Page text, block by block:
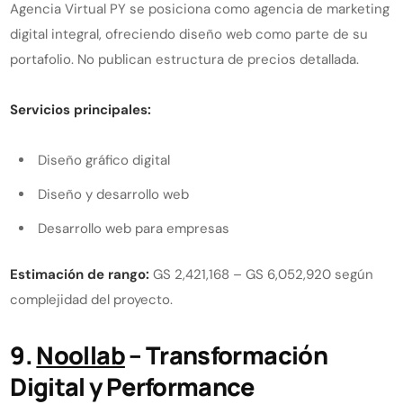
Agencia Virtual PY se posiciona como agencia de marketing
digital integral, ofreciendo diseño web como parte de su
portafolio. No publican estructura de precios detallada.
Servicios principales:
Diseño gráfico digital
Diseño y desarrollo web
Desarrollo web para empresas
Estimación de rango: GS 2,421,168 – GS 6,052,920 según
complejidad del proyecto.
9.Noollab– Transformación
Digital y Performance